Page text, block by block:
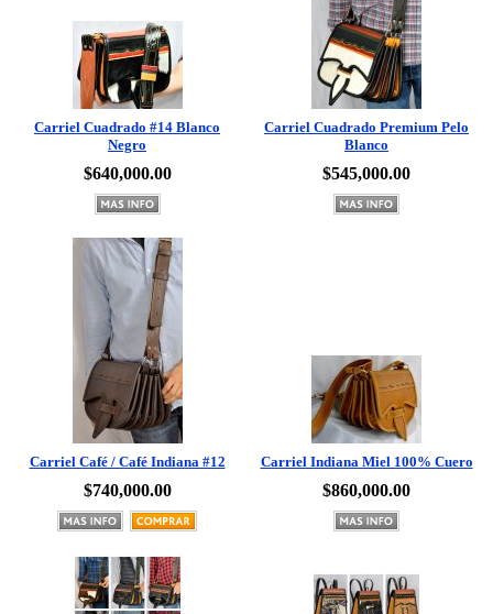
Carriel Cuadrado #14 Blanco
Negro
$640,000.00
Carriel Cuadrado Premium Pelo
Blanco
$545,000.00
Carriel Café / Café Indiana #12
$740,000.00
Carriel Indiana Miel 100% Cuero
$860,000.00